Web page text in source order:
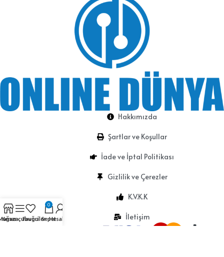
Hakkımızda
Şartlar ve Koşullar
İade ve İptal Politikası
Gizlilik ve Çerezler
K.V.K.K
İletişim
Kenar çubuğu
Favoriler
0
SepetHesabım